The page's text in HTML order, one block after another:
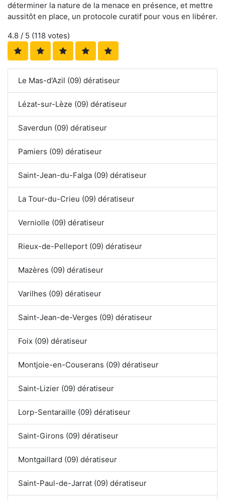
déterminer la nature de la menace en présence, et mettre
aussitôt en place, un protocole curatif pour vous en libérer.
4.8 / 5 (118 votes)
Le Mas-d'Azil (09) dératiseur
Lézat-sur-Lèze (09) dératiseur
Saverdun (09) dératiseur
Pamiers (09) dératiseur
Saint-Jean-du-Falga (09) dératiseur
La Tour-du-Crieu (09) dératiseur
Verniolle (09) dératiseur
Rieux-de-Pelleport (09) dératiseur
Mazères (09) dératiseur
Varilhes (09) dératiseur
Saint-Jean-de-Verges (09) dératiseur
Foix (09) dératiseur
Montjoie-en-Couserans (09) dératiseur
Saint-Lizier (09) dératiseur
Lorp-Sentaraille (09) dératiseur
Saint-Girons (09) dératiseur
Montgaillard (09) dératiseur
Saint-Paul-de-Jarrat (09) dératiseur